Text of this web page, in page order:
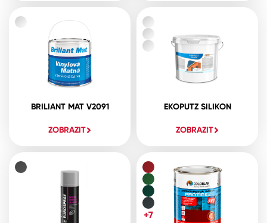
BRILIANT MAT V2091
ZOBRAZIT
EKOPUTZ SILIKON
ZOBRAZIT
+7